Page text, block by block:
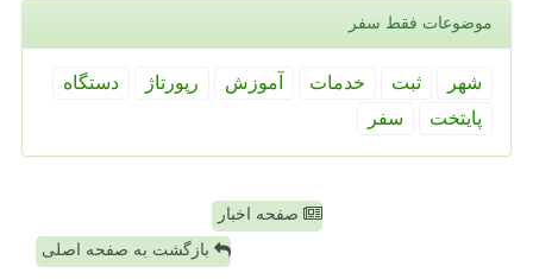
موضوعات فقط سفر
شهر ثبت خدمات آموزش رپورتاژ
دستگاه
پایتخت
سفر
صفحه اخبار
بازگشت به صفحه اصلی